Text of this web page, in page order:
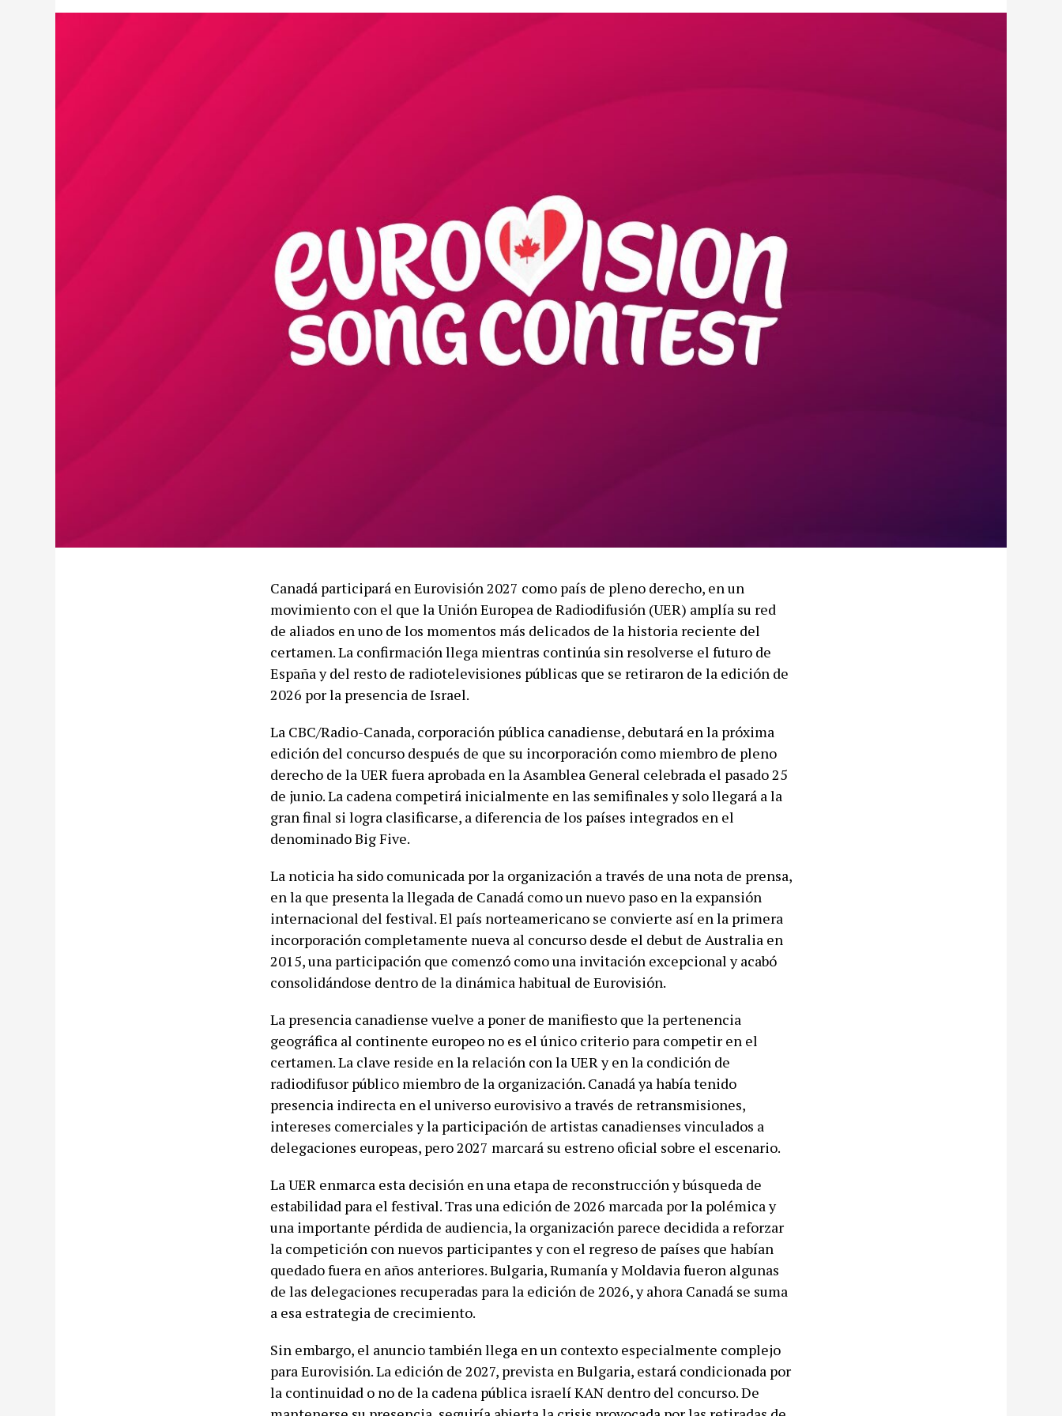
Canadá participará en Eurovisión 2027 como país de pleno derecho, en un
movimiento con el que la Unión Europea de Radiodifusión (UER) amplía su red
de aliados en uno de los momentos más delicados de la historia reciente del
certamen. La confirmación llega mientras continúa sin resolverse el futuro de
España y del resto de radiotelevisiones públicas que se retiraron de la edición de
2026 por la presencia de Israel.
La CBC/Radio-Canada, corporación pública canadiense, debutará en la próxima
edición del concurso después de que su incorporación como miembro de pleno
derecho de la UER fuera aprobada en la Asamblea General celebrada el pasado 25
de junio. La cadena competirá inicialmente en las semifinales y solo llegará a la
gran final si logra clasificarse, a diferencia de los países integrados en el
denominado Big Five.
La noticia ha sido comunicada por la organización a través de una nota de prensa,
en la que presenta la llegada de Canadá como un nuevo paso en la expansión
internacional del festival. El país norteamericano se convierte así en la primera
incorporación completamente nueva al concurso desde el debut de Australia en
2015, una participación que comenzó como una invitación excepcional y acabó
consolidándose dentro de la dinámica habitual de Eurovisión.
La presencia canadiense vuelve a poner de manifiesto que la pertenencia
geográfica al continente europeo no es el único criterio para competir en el
certamen. La clave reside en la relación con la UER y en la condición de
radiodifusor público miembro de la organización. Canadá ya había tenido
presencia indirecta en el universo eurovisivo a través de retransmisiones,
intereses comerciales y la participación de artistas canadienses vinculados a
delegaciones europeas, pero 2027 marcará su estreno oficial sobre el escenario.
La UER enmarca esta decisión en una etapa de reconstrucción y búsqueda de
estabilidad para el festival. Tras una edición de 2026 marcada por la polémica y
una importante pérdida de audiencia, la organización parece decidida a reforzar
la competición con nuevos participantes y con el regreso de países que habían
quedado fuera en años anteriores. Bulgaria, Rumanía y Moldavia fueron algunas
de las delegaciones recuperadas para la edición de 2026, y ahora Canadá se suma
a esa estrategia de crecimiento.
Sin embargo, el anuncio también llega en un contexto especialmente complejo
para Eurovisión. La edición de 2027, prevista en Bulgaria, estará condicionada por
la continuidad o no de la cadena pública israelí KAN dentro del concurso. De